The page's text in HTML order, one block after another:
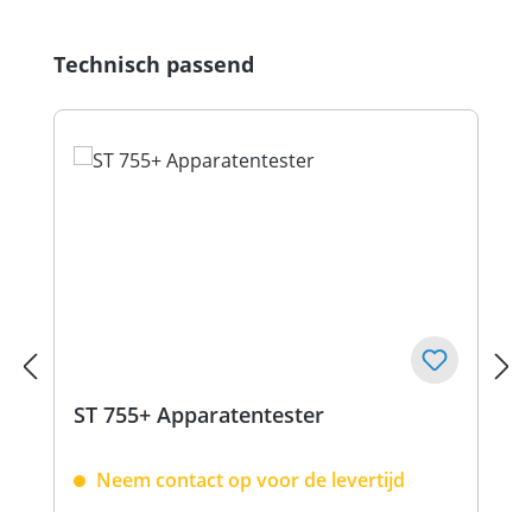
Productgalerij overslaan
Technisch passend
ST 755+ Apparatentester
Neem contact op voor de levertijd